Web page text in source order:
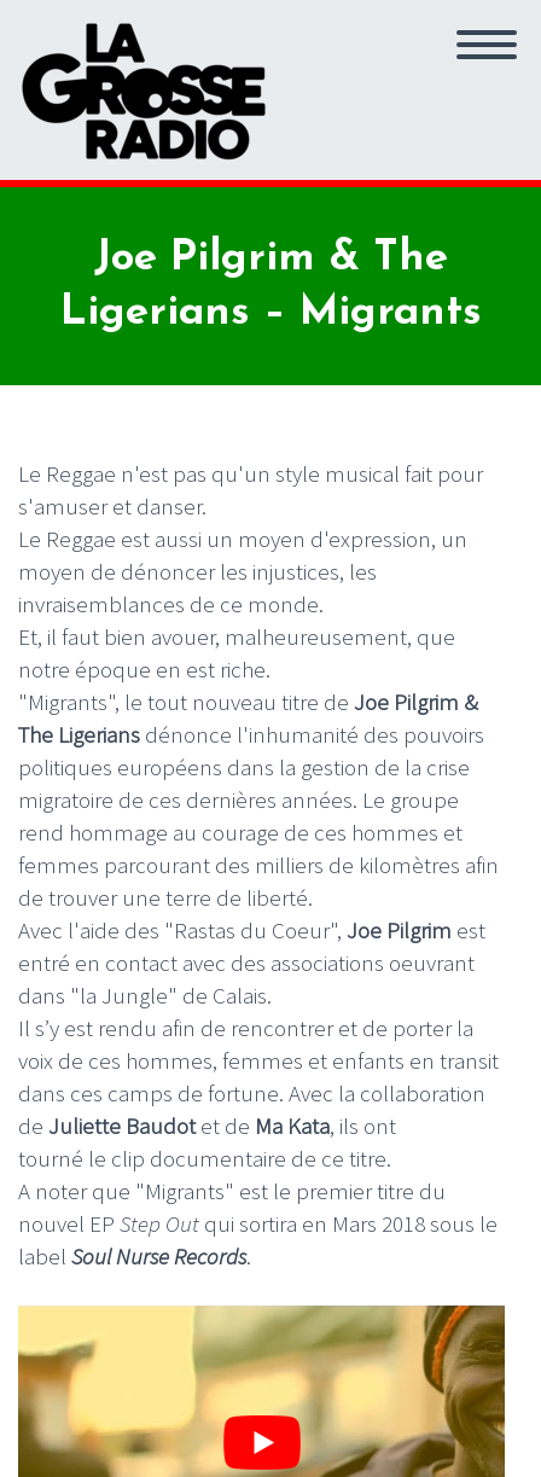
Joe Pilgrim & The
Ligerians – Migrants
Le Reggae n'est pas qu'un style musical fait pour
s'amuser et danser.
Le Reggae est aussi un moyen d'expression, un
moyen de dénoncer les injustices, les
invraisemblances de ce monde.
Et, il faut bien avouer, malheureusement, que
notre époque en est riche.
"Migrants", le tout nouveau titre de Joe Pilgrim &
The Ligerians dénonce l'inhumanité des pouvoirs
politiques européens dans la gestion de la crise
migratoire de ces dernières années. Le groupe
rend hommage au courage de ces hommes et
femmes parcourant des milliers de kilomètres afin
de trouver une terre de liberté.
Avec l'aide des "Rastas du Coeur", Joe Pilgrim est
entré en contact avec des associations oeuvrant
dans "la Jungle" de Calais.
Il s’y est rendu afin de rencontrer et de porter la
voix de ces hommes, femmes et enfants en transit
dans ces camps de fortune. Avec la collaboration
de Juliette Baudotet de Ma Kata, ils ont
tourné le clip documentaire de ce titre.
A noter que "Migrants" est le premier titre du
nouvel EP Step Out qui sortira en Mars 2018 sous le
label Soul Nurse Records.